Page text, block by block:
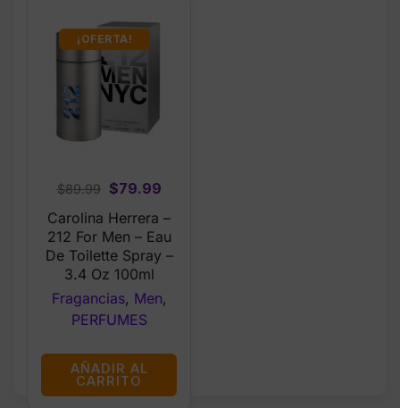
¡OFERTA!
$89.99
Original
price
was:
$89.99.
$79.99Current
is:
$79.99.
Carolina Herrera –
212 For Men – Eau
De Toilette Spray –
3.4 Oz 100ml
Fragancias, Men,
PERFUMES
AÑADIR AL
CARRITO